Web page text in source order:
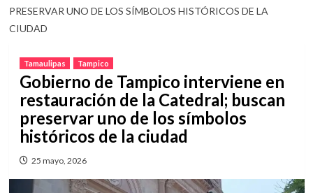
PRESERVAR UNO DE LOS SÍMBOLOS HISTÓRICOS DE LA
CIUDAD
Tamaulipas Tampico
Gobierno de Tampico interviene en
restauración de la Catedral; buscan
preservar uno de los símbolos
históricos de la ciudad
25 mayo, 2026